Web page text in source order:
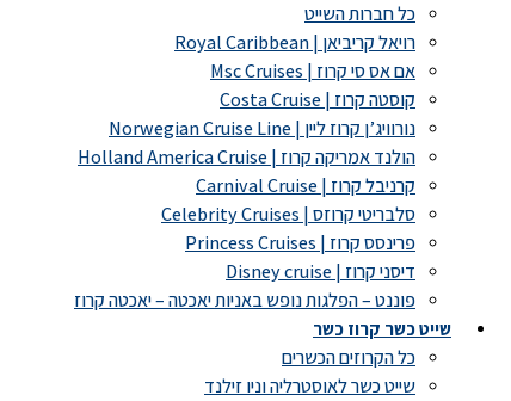
כל חברות השייט
רויאל קריביאן | Royal Caribbean
אם אס סי קרוז | Msc Cruises
קוסטה קרוז | Costa Cruise
נורוויג’ן קרוז ליין | Norwegian Cruise Line
הולנד אמריקה קרוז | Holland America Cruise
קרניבל קרוז | Carnival Cruise
סלבריטי קרוזס | Celebrity Cruises
פרינסס קרוז | Princess Cruises
דיסני קרוז | Disney cruise
פוננט – הפלגות נופש באניות יאכטה – יאכטה קרוז
שייט כשר קרוז כשר
כל הקרוזים הכשרים
שייט כשר לאוסטרליה וניו זילנד